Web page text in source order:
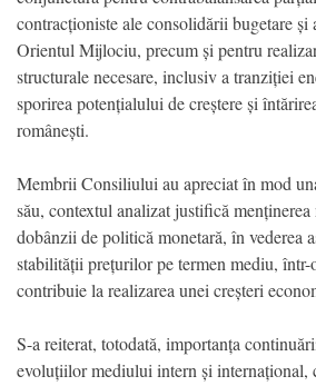
contracționiste ale consolidării bugetare
Orientul Mijlociu, precum și pentru
structurale necesare, inclusiv a tranziției
sporirea potențialului de creștere și
românești.
Membrii Consiliului au apreciat în mod
său, contextul analizat justifică menținerea
dobânzii de politică monetară, în vederea
stabilității prețurilor pe termen mediu, într-
contribuie la realizarea unei creșteri
S-a reiterat, totodată, importanța
evoluțiilor mediului intern și internațional,